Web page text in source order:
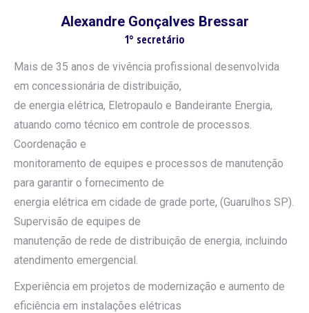
Alexandre Gonçalves Bressar
1° secretário
Mais de 35 anos de vivência profissional desenvolvida
em concessionária de distribuição,
de energia elétrica, Eletropaulo e Bandeirante Energia,
atuando como técnico em controle de processos.
Coordenação e
monitoramento de equipes e processos de manutenção
para garantir o fornecimento de
energia elétrica em cidade de grade porte, (Guarulhos SP).
Supervisão de equipes de
manutenção de rede de distribuição de energia, incluindo
atendimento emergencial.
Experiência em projetos de modernização e aumento de
eficiência em instalações elétricas